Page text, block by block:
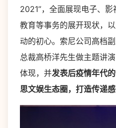
2021”，全面展现电子、影
教育等事务的展开现状，
动的初心。索尼公司高档
总裁高桥洋先生做主题讲
体现，并发表后疫情年代
思文娱生态圈，打造传递感